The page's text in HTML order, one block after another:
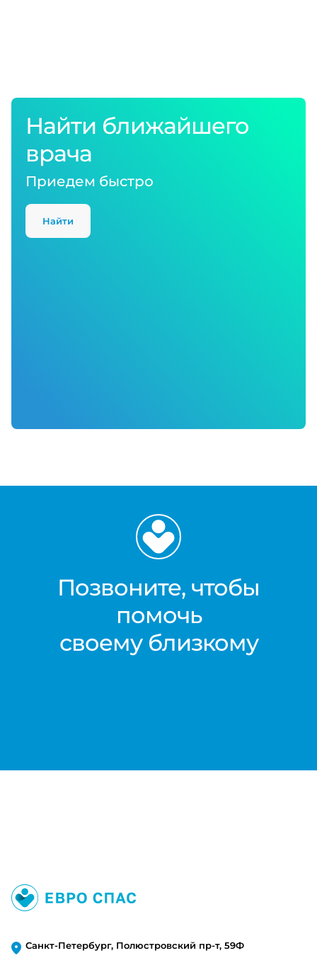
Найти ближайшего
врача
Приедем быстро
Найти
Позвоните, чтобы
помочь
своему близкому
Санкт-Петербург, Полюстровский пр-т, 59Ф